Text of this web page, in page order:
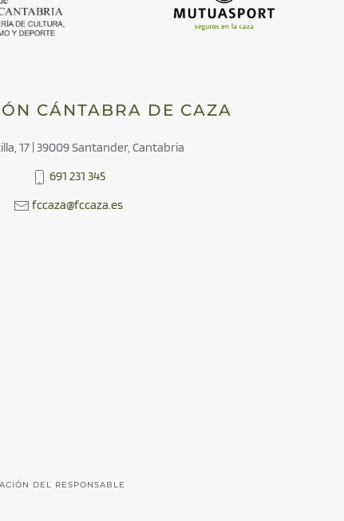
CÁNTABRA DE CAZA
17 | 39009 Santander, Cantabria
691 231 345
fccaza@fccaza.es
DEL RESPONSABLE